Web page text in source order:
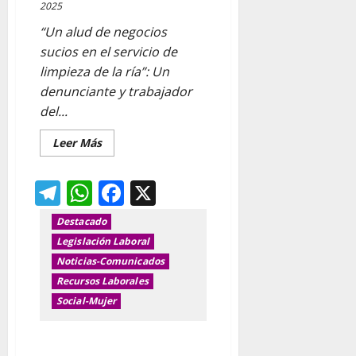
2025
“Un alud de negocios
sucios en el servicio de
limpieza de la ría”: Un
denunciante y trabajador
del...
Leer MásLeer
más
El
“sucio”
negocio
tras
la
subcontratación
del
servicio
de
limpieza
de
la
Telegram
WhatsApp
Facebook
Destacado
Legislación Laboral
Noticias-Comunicados
Recursos Laborales
Social-Mujer